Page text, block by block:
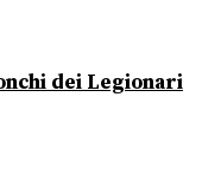
dei Legionari